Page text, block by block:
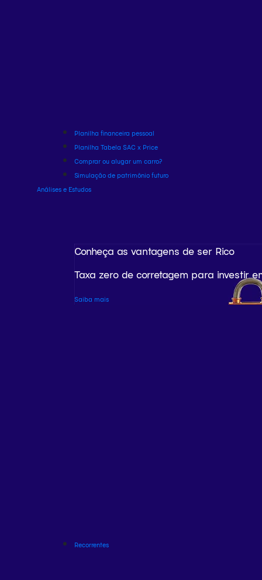
Planilha financeira pessoal
Planilha Tabela SAC x Price
Comprar ou alugar um carro?
Simulação de patrimônio futuro
Análises e Estudos
Conheça as vantagens de ser Rico
Taxa zero de corretagem para investir
Saiba mais
Recorrentes